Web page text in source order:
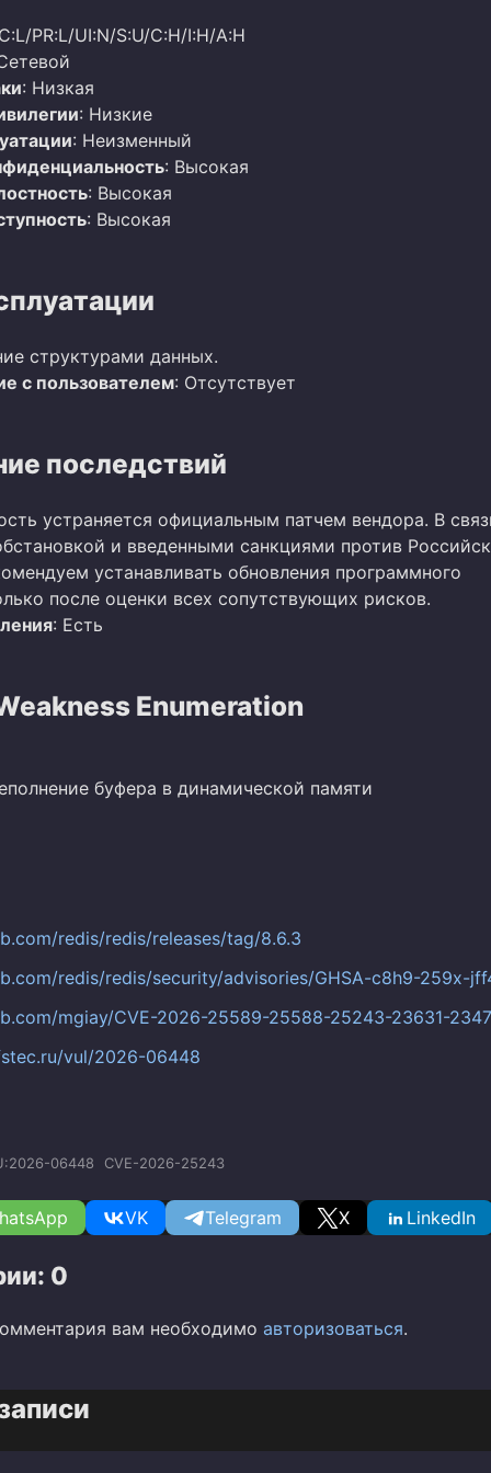
PR:L/UI:N/S:U/C:H/I:H/A:H
: Низкая
: Низкие
: Неизменный
: Высокая
: Высокая
: Высокая
структурами данных.
с пользователем: Отсутствует
последствий
устраняется официальным патчем вендора. В
и введенными санкциями против
устанавливать обновления программного
после оценки всех сопутствующих рисков.
: Есть
Enumeration
буфера в динамической памяти
redis/redis/releases/tag/8.6.3
redis/redis/security/advisories/GHSA-c8h9-259x-
mgiay/CVE-2026-25589-25588-25243-23631-
vul/2026-06448
06448 CVE-2026-25243
VK Telegram X LinkedIn
0
вам необходимо авторизоваться.